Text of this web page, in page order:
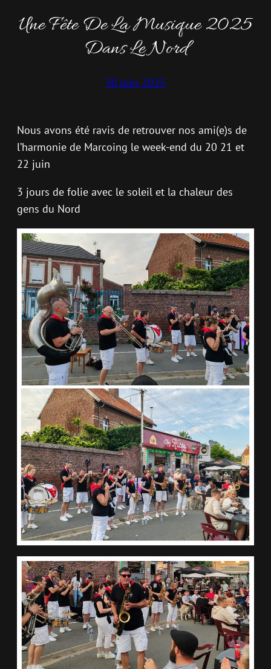
Une Fête De La Musique 2025
Dans Le Nord
30 Juin 2025
Nous avons été ravis de retrouver nos ami(e)s de
l’harmonie de Marcoing le week-end du 20 21 et
22 juin
3 jours de folie avec le soleil et la chaleur des
gens du Nord